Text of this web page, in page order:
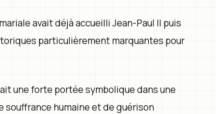
avait déjà accueilli Jean-Paul II puis
particulièrement marquantes pour
une forte portée symbolique dans une
humaine et de guérison